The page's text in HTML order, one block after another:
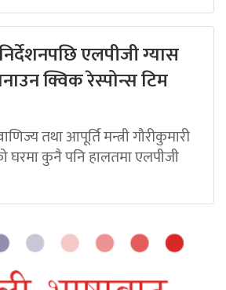
निर्देशनपछि एलपीजी ग्यास
क्विक रेस्पोन्स टिम
तथा आपूर्ति मन्त्री गौरीकुमारी
घरमा कुनै पनि हालतमा एलपीजी